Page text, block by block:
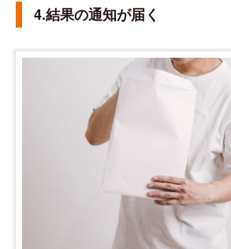
4.結果の通知が届く